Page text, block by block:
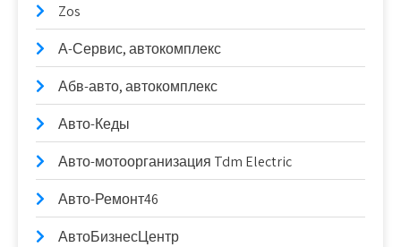
Zos
А-Сервис, автокомплекс
Абв-авто, автокомплекс
Авто-Кеды
Авто-мотоорганизация Tdm Electric
Авто-Ремонт46
АвтоБизнесЦентр